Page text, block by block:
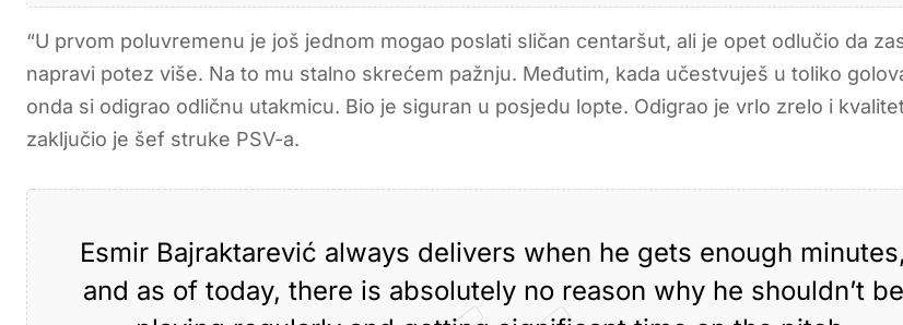
“U prvom poluvremenu je još jednom mogao poslati sličan centaršut, ali je opet odlučio da
napravi potez više. Na to mu stalno skrećem pažnju. Međutim, kada učestvuješ u toliko
onda si odigrao odličnu utakmicu. Bio je siguran u posjedu lopte. Odigrao je vrlo zrelo i
zaključio je šef struke PSV-a.
Esmir Bajraktarević always delivers when he gets enough minutes,
and as of today, there is absolutely no reason why he shouldn’t be